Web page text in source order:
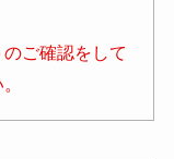
ご確認をして